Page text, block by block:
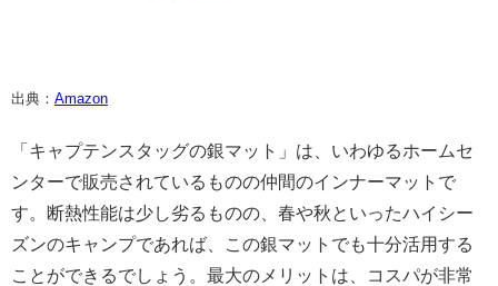
出典： Amazon
「キャプテンスタッグの銀マット」は、いわゆるホームセ
ンターで販売されているものの仲間のインナーマットで
す。断熱性能は少し劣るものの、春や秋といったハイシー
ズンのキャンプであれば、この銀マットでも十分活用する
ことができるでしょう。最大のメリットは、コスパが非常